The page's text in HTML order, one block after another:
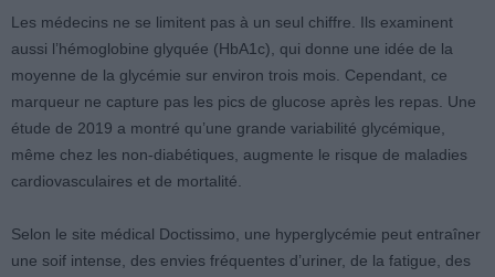
Les médecins ne se limitent pas à un seul chiffre. Ils examinent
aussi l’hémoglobine glyquée (HbA1c), qui donne une idée de la
moyenne de la glycémie sur environ trois mois. Cependant, ce
marqueur ne capture pas les pics de glucose après les repas. Une
étude de 2019 a montré qu’une grande variabilité glycémique,
même chez les non-diabétiques, augmente le risque de maladies
cardiovasculaires et de mortalité.
Selon le site médical Doctissimo, une hyperglycémie peut entraîner
une soif intense, des envies fréquentes d’uriner, de la fatigue, des